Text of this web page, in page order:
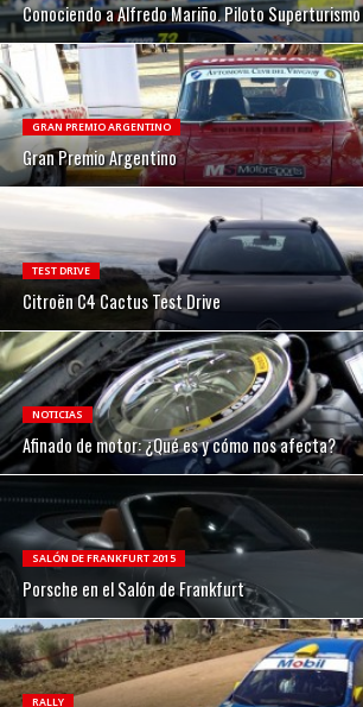
Conociendo a Alfredo Mariño. Piloto Superturismo
GRAN PREMIO ARGENTINO
Gran Premio Argentino
TEST DRIVE
Citroën C4 Cactus Test Drive
NOTICIAS
Afinado de motor: ¿Qué es y cómo nos afecta?
SALÓN DE FRANKFURT 2015
Porsche en el Salón de Frankfurt
RALLY